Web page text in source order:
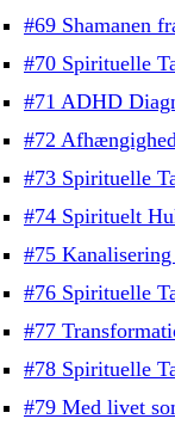
#69 Shamanen
#70 Spirituelle
#71 ADHD
#72
#73 Spirituelle
#74 Spirituelt
#75
#76 Spirituelle
#77
#78 Spirituelle
#79 Med livet